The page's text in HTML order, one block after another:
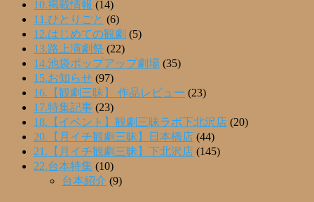
10.掲載情報 (14)
11.ひとりごと (6)
12.はじめての観劇 (5)
13.路上演劇祭 (22)
14.池袋ポップアップ劇場 (35)
15.お知らせ (97)
16.【観劇三昧】 作品レビュー (23)
17.特集記事 (23)
18.【イベント】観劇三昧ラボ下北沢店 (20)
20.【月イチ観劇三昧】日本橋店 (44)
21.【月イチ観劇三昧】下北沢店 (145)
22.台本特集 (10)
台本紹介 (9)